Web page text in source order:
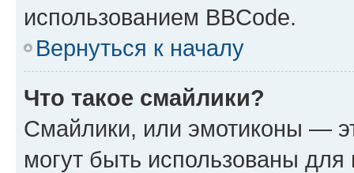
использованием BBCode.
Вернуться к началу
Что такое смайлики?
Смайлики, или эмотиконы —
могут быть использованы